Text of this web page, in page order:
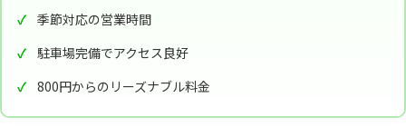
季節対応の営業時間
駐車場完備でアクセス良好
800円からのリーズナブル料金